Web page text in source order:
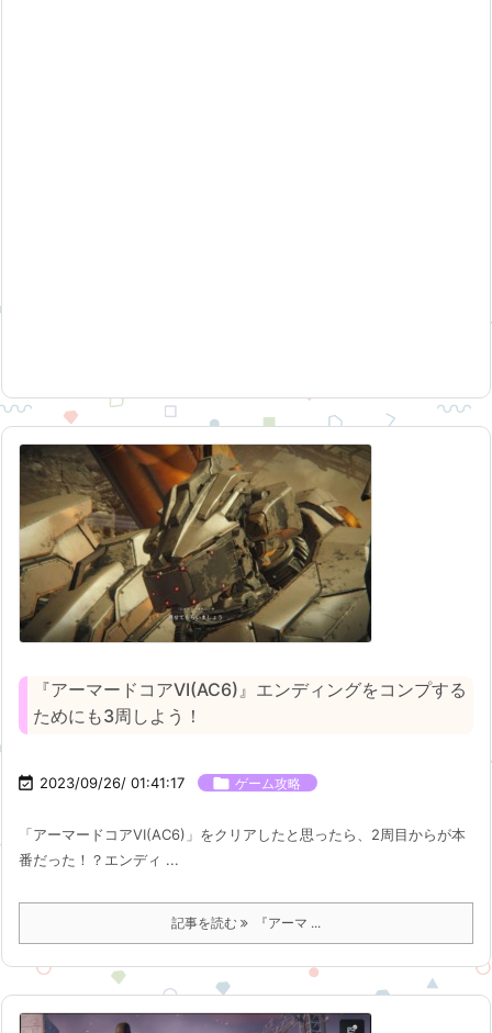
『アーマードコアVI(AC6)』エンディングをコンプする
ためにも3周しよう！
 2023/09/26/ 01:41:17  ゲーム攻略
「アーマードコアVI(AC6)」をクリアしたと思ったら、2周目からが本
番だった！？エンディ ...
記事を読む 『アーマ ...